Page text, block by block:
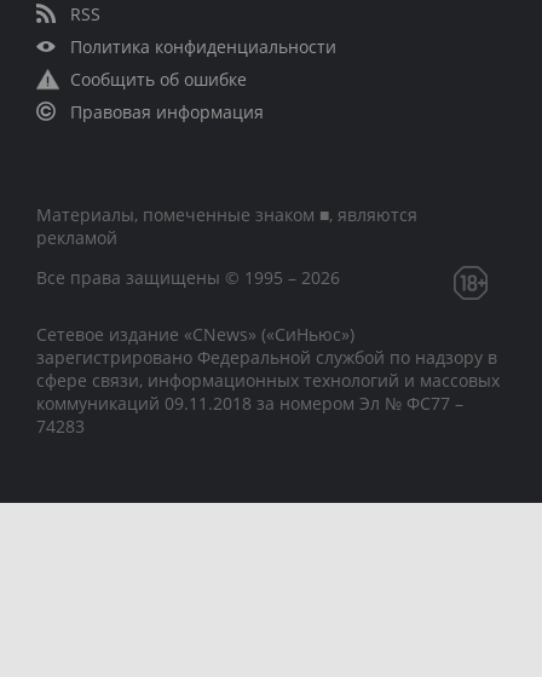
RSS
Политика конфиденциальности
Сообщить об ошибке
Правовая информация
Материалы, помеченные знаком ■, являются
рекламой
Все права защищены © 1995 – 2026
Сетевое издание «CNews» («СиНьюс»)
зарегистрировано Федеральной службой по надзору в
сфере связи, информационных технологий и массовых
коммуникаций 09.11.2018 за номером Эл № ФС77 –
74283